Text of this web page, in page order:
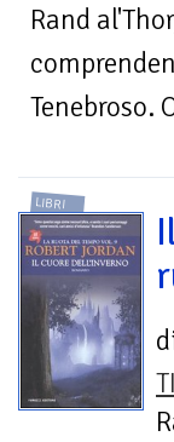
Rand
Tenebroso.
LIBRI